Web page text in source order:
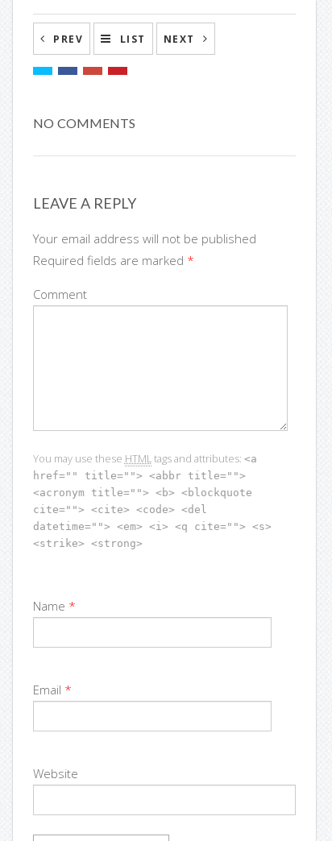
PREV LIST NEXT
NO COMMENTS
LEAVE A REPLY
Your email address will not be published
Required fields are marked *
Comment
You may use these HTMLtags and attributes: <a
href="" title=""> <abbr title="">
<acronym title=""> <b> <blockquote
cite=""> <cite> <code> <del
datetime=""> <em> <i> <q cite=""> <s>
<strike> <strong>
Name *
Email *
Website